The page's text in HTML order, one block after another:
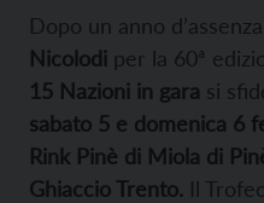
Dopo un anno
Nicolodi per la 60ª
15 Nazioni in gara si
sabato 5 e domenica 6
Rink Pinè di Miola di
Ghiaccio Trento. Il